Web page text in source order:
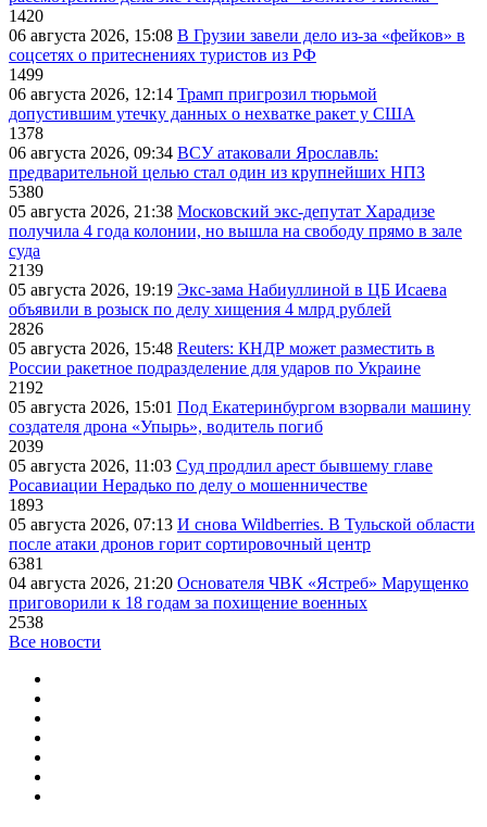
1420
06 августа 2026, 15:08 В Грузии завели дело из-за «фейков» в
соцсетях о притеснениях туристов из РФ
1499
06 августа 2026, 12:14 Трамп пригрозил тюрьмой
допустившим утечку данных о нехватке ракет у США
1378
06 августа 2026, 09:34 ВСУ атаковали Ярославль:
предварительной целью стал один из крупнейших НПЗ
5380
05 августа 2026, 21:38 Московский экс-депутат Харадизе
получила 4 года колонии, но вышла на свободу прямо в зале
суда
2139
05 августа 2026, 19:19 Экс-зама Набиуллиной в ЦБ Исаева
объявили в розыск по делу хищения 4 млрд рублей
2826
05 августа 2026, 15:48 Reuters: КНДР может разместить в
России ракетное подразделение для ударов по Украине
2192
05 августа 2026, 15:01 Под Екатеринбургом взорвали машину
создателя дрона «Упырь», водитель погиб
2039
05 августа 2026, 11:03 Суд продлил арест бывшему главе
Росавиации Нерадько по делу о мошенничестве
1893
05 августа 2026, 07:13 И снова Wildberries. В Тульской области
после атаки дронов горит сортировочный центр
6381
04 августа 2026, 21:20 Основателя ЧВК «Ястреб» Марущенко
приговорили к 18 годам за похищение военных
2538
Все новости